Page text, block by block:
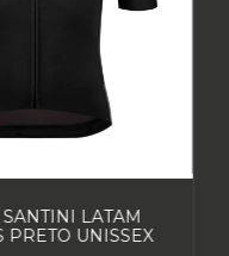
LATAM
PRETO UNISSEX